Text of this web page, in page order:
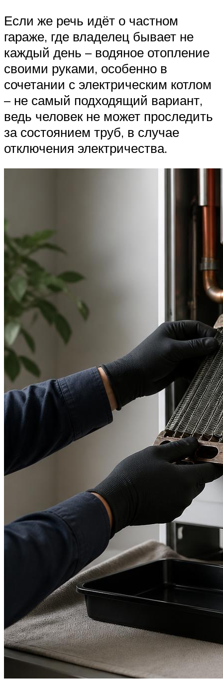
Если же речь идёт о частном
гараже, где владелец бывает не
каждый день – водяное отопление
своими руками, особенно в
сочетании с электрическим котлом
– не самый подходящий вариант,
ведь человек не может проследить
за состоянием труб, в случае
отключения электричества.